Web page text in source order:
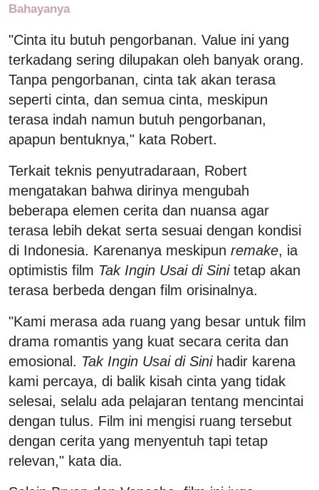
Bahayanya
"Cinta itu butuh pengorbanan. Value ini yang
terkadang sering dilupakan oleh banyak orang.
Tanpa pengorbanan, cinta tak akan terasa
seperti cinta, dan semua cinta, meskipun
terasa indah namun butuh pengorbanan,
apapun bentuknya," kata Robert.
Terkait teknis penyutradaraan, Robert
mengatakan bahwa dirinya mengubah
beberapa elemen cerita dan nuansa agar
terasa lebih dekat serta sesuai dengan kondisi
di Indonesia. Karenanya meskipun remake, ia
optimistis film Tak Ingin Usai di Sinitetap akan
terasa berbeda dengan film orisinalnya.
"Kami merasa ada ruang yang besar untuk film
drama romantis yang kuat secara cerita dan
emosional. Tak Ingin Usai di Sinihadir karena
kami percaya, di balik kisah cinta yang tidak
selesai, selalu ada pelajaran tentang mencintai
dengan tulus. Film ini mengisi ruang tersebut
dengan cerita yang menyentuh tapi tetap
relevan," kata dia.